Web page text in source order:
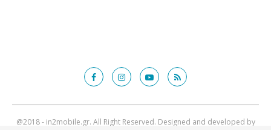
@2018 - in2mobile.gr. All Right Reserved. Designed and developed by